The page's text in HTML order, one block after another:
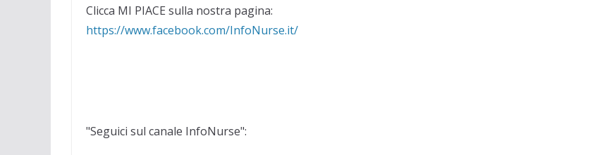
Clicca MI PIACE sulla nostra pagina:
https://www.facebook.com/InfoNurse.it/
"Seguici sul canale InfoNurse":